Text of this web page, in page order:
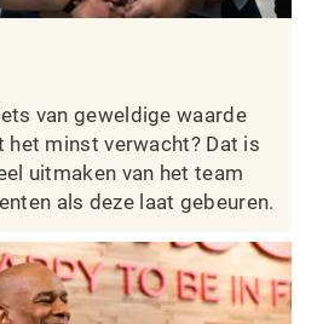
van geweldige waarde
het minst verwacht? Dat is
uitmaken van het team
als deze laat gebeuren.